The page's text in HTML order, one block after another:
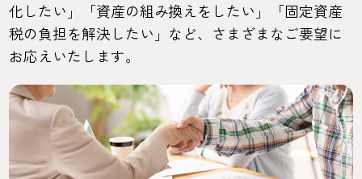
化したい」「資産の組み換えをしたい」「固定資産
税の負担を解決したい」など、さまざまなご要望に
お応えいたします。